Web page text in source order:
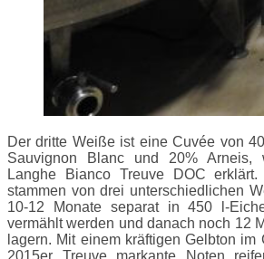
Der dritte Weiße ist eine Cuvée von
Sauvignon Blanc und 20% Arneis,
Langhe Bianco Treuve DOC
stammen von drei unterschiedlichen
10-12 Monate separat in 450 l-
vermählt werden und danach noch 12
lagern. Mit einem kräftigen Gelbton im
2015er Treuve markante Noten